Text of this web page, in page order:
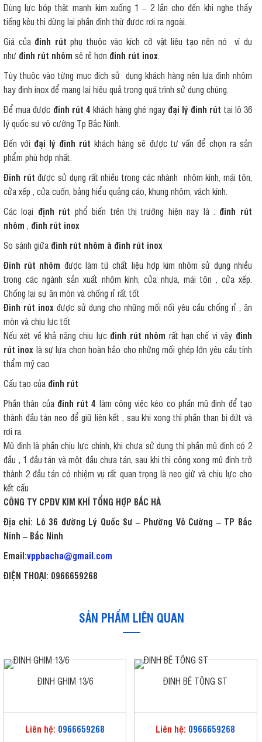
Dùng lực bóp thật mạnh kìm xuống 1 – 2 lần cho đến khi nghe thấy
tiếng kêu thì dừng lại phần đinh thừ được rơi ra ngoài.
Giá của đinh rút phụ thuộc vào kích cỡ vật liệu tạo nên nó ví dụ
như đinh rút nhôm sẽ rẻ hơn đinh rút inox
Tùy thuộc vào từng mục đích sử dụng khách hàng nên lựa đinh nhôm
hay đinh inox để mang lại hiệu quả trong quá trình sử dụng chúng.
Để mua được đinh rút 4 khách hàng ghé ngay đại lý đinh rút tại lô 36
lý quốc sư võ cường Tp Bắc Ninh.
Đến với đại lý đinh rút khách hàng sẽ được tư vấn để chọn ra sản
phẩm phù hợp nhất.
Đinh rút được sử dụng rất nhiều trong các nhành nhôm kính, mái tôn,
cửa xếp , cửa cuốn, bảng hiểu quảng cáo, khung nhôm, vách kính.
Các loại định rút phổ biến trên thị trường hiện nay là : đinh rút
nhôm , đinh rút inox
So sánh giữa đinh rút nhôm à đinh rút inox
Đinh rút nhôm được làm từ chất liệu hợp kim nhôm sử dụng nhiều
trong các ngành sản xuất nhôm kính, cửa nhựa, mái tôn , cửa xếp.
Chống lại sự ăn mòn và chống rỉ rất tốt
Đinh rút inox được sử dụng cho những mối nối yêu cầu chống rỉ , ăn
mòn và chịu lực tốt
Nếu xét về khả năng chịu lực đinh rút nhôm rất hạn chế vì vậy đinh
rút inox là sự lựa chon hoàn hảo cho những mối ghép lớn yêu cầu tính
thẩm mỹ cao
Cấu tạo của đinh rút
Phần thân của đinh rút 4 làm công việc kéo co phần mũ đinh để tạo
thành đầu tán neo để giữ liên kết , sau khi xong thì phần than bị đứt và
rơi ra.
Mũ đinh là phần chịu lực chính, khi chưa sử dụng thì phần mũ đinh có 2
đầu , 1 đầu tán và một đầu chưa tán, sau khi thi công xong mũ đinh trở
thành 2 đầu tán có nhiệm vụ rất quan trọng là neo giữ và chịu lực cho
kết cấu
CÔNG TY CPDV KIM KHÍ TỔNG HỢP BẮC HÀ
Địa chỉ: Lô 36 đường Lý Quốc Sư – Phường Võ Cường – TP Bắc
Ninh – Bắc Ninh
Email:vppbacha@gmail.com
ĐIỆN THOẠI: 0966659268
SẢN PHẨM LIÊN QUAN
ĐINH GHIM 13/6
Liên hệ: 0966659268
ĐINH BÊ TÔNG ST
Liên hệ: 0966659268